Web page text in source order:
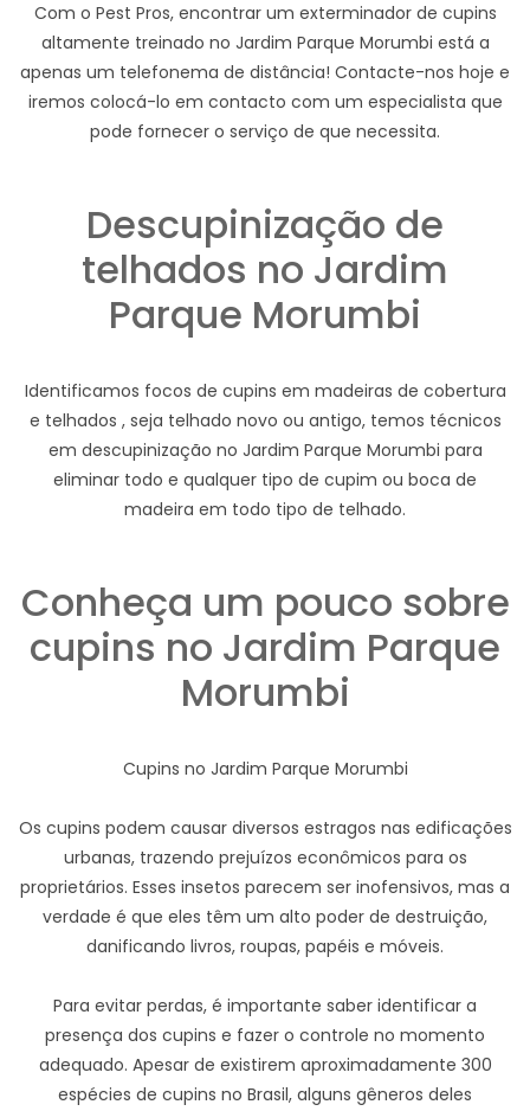
Com o Pest Pros, encontrar um exterminador de cupins
altamente treinado no Jardim Parque Morumbi está a
apenas um telefonema de distância! Contacte-nos hoje e
iremos colocá-lo em contacto com um especialista que
pode fornecer o serviço de que necessita.
Descupinização de
telhados no Jardim
Parque Morumbi
Identificamos focos de cupins em madeiras de cobertura
e telhados , seja telhado novo ou antigo, temos técnicos
em descupinização no Jardim Parque Morumbi para
eliminar todo e qualquer tipo de cupim ou boca de
madeira em todo tipo de telhado.
Conheça um pouco sobre
cupins no Jardim Parque
Morumbi
Cupins no Jardim Parque Morumbi
Os cupins podem causar diversos estragos nas edificações
urbanas, trazendo prejuízos econômicos para os
proprietários. Esses insetos parecem ser inofensivos, mas a
verdade é que eles têm um alto poder de destruição,
danificando livros, roupas, papéis e móveis.
Para evitar perdas, é importante saber identificar a
presença dos cupins e fazer o controle no momento
adequado. Apesar de existirem aproximadamente 300
espécies de cupins no Brasil, alguns gêneros deles